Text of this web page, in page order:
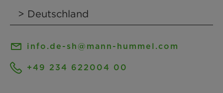
info.de-sh@mann-hummel.com
+49 234 622004 00